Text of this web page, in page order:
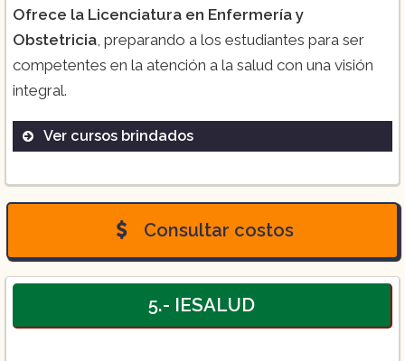
Ofrece la Licenciatura en Enfermería y
Obstetricia, preparando a los estudiantes para ser
competentes en la atención a la salud con una visión
integral.
Ver cursos brindados
Licenciatura en Enfermería y Obstetricia
Consultar costos
5.- IESALUD